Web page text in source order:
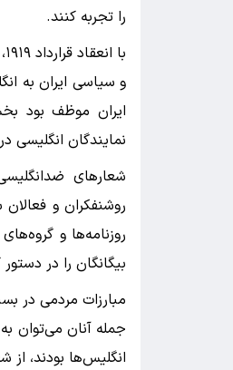
را تجربه کنند.
و سیاسی ایران به
ایران موظف بود
نمایندگان
شعارهای
روشنفکران و
روزنامه‌ها و
بیگانگان را در
مبارزات مردمی در
جمله آنان می‌توان
انگلیس‌ها بودند،